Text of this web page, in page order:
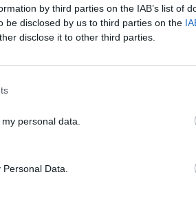
by third parties on the IAB’s list of
be disclosed by us to third parties on the
disclose it to other third parties.
personal data.
Data.
του κεφιού και του
αναβάσεις και
σ' ένα σημείο με
την Αρεόπολη
Λιμενίου.
Θα βρεθούμε σε μέρη